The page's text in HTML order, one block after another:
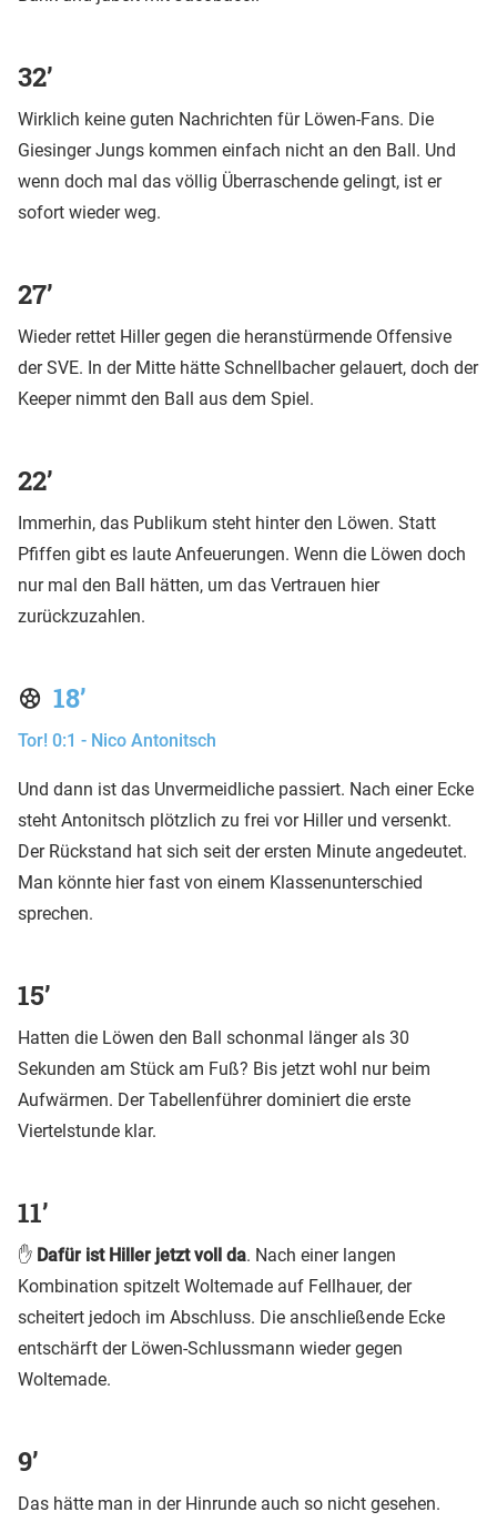
32’
Wirklich keine guten Nachrichten für Löwen-Fans. Die
Giesinger Jungs kommen einfach nicht an den Ball. Und
wenn doch mal das völlig Überraschende gelingt, ist er
sofort wieder weg.
27’
Wieder rettet Hiller gegen die heranstürmende Offensive
der SVE. In der Mitte hätte Schnellbacher gelauert, doch der
Keeper nimmt den Ball aus dem Spiel.
22’
Immerhin, das Publikum steht hinter den Löwen. Statt
Pfiffen gibt es laute Anfeuerungen. Wenn die Löwen doch
nur mal den Ball hätten, um das Vertrauen hier
zurückzuzahlen.
18’
Tor! 0:1 - Nico Antonitsch
Und dann ist das Unvermeidliche passiert. Nach einer Ecke
steht Antonitsch plötzlich zu frei vor Hiller und versenkt.
Der Rückstand hat sich seit der ersten Minute angedeutet.
Man könnte hier fast von einem Klassenunterschied
sprechen.
15’
Hatten die Löwen den Ball schonmal länger als 30
Sekunden am Stück am Fuß? Bis jetzt wohl nur beim
Aufwärmen. Der Tabellenführer dominiert die erste
Viertelstunde klar.
11’
✋ Dafür ist Hiller jetzt voll da. Nach einer langen
Kombination spitzelt Woltemade auf Fellhauer, der
scheitert jedoch im Abschluss. Die anschließende Ecke
entschärft der Löwen-Schlussmann wieder gegen
Woltemade.
9’
Das hätte man in der Hinrunde auch so nicht gesehen.